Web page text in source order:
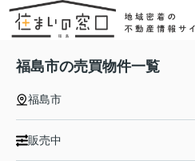
福島市の売買物件一覧
福島市
販売中